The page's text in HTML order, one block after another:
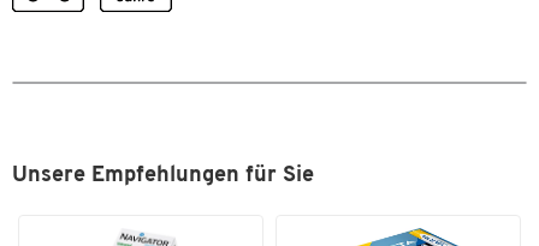
Unsere Empfehlungen für Sie